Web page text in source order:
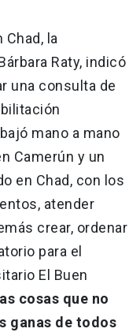
la
Raty, indicó
una consulta de
mano a mano
Camerún y un
en Chad, con los
atender
crear, ordenar
para el
El Buen
cosas que no
ganas de todos